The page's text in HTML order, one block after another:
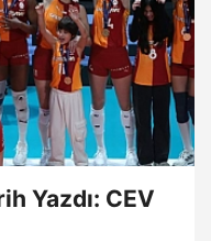
Yazdı: CEV